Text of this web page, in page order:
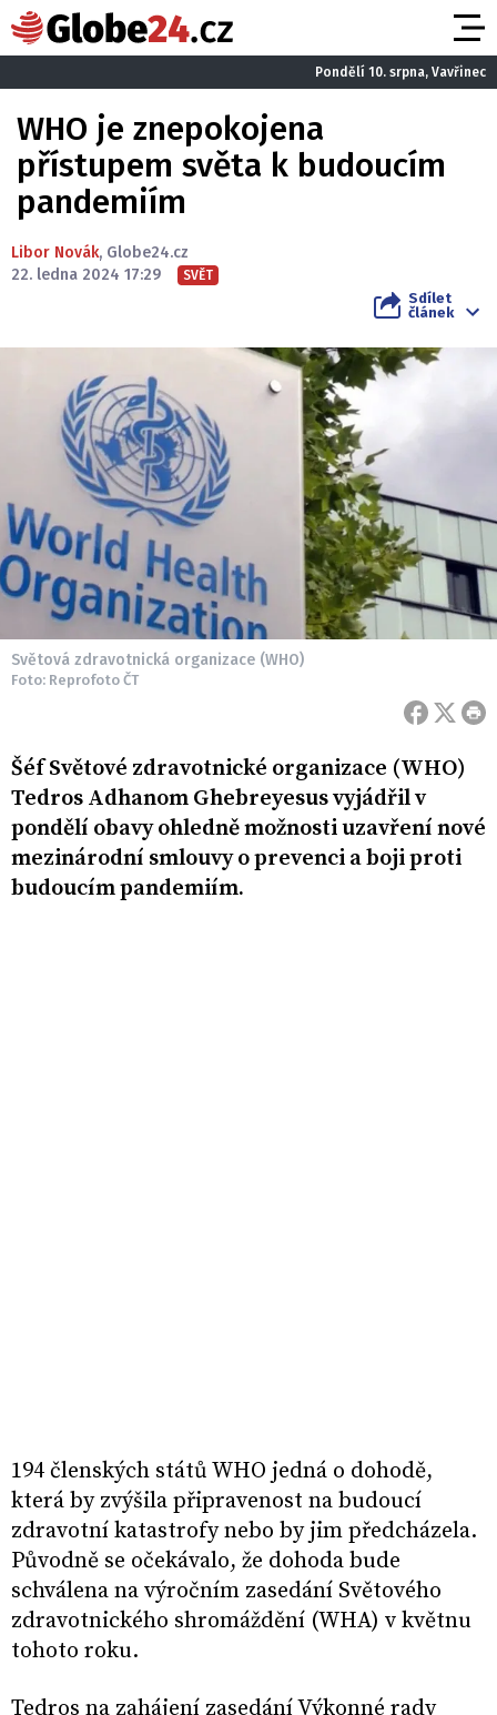
Pondělí 10. srpna, Vavřinec
WHO je znepokojena
přístupem světa k budoucím
pandemiím
Libor Novák, Globe24.cz
22. ledna 2024 17:29
SVĚT
Sdílet
článek
Světová zdravotnická organizace (WHO)
Foto: Reprofoto ČT
Šéf Světové zdravotnické organizace (WHO)
Tedros Adhanom Ghebreyesus vyjádřil v
pondělí obavy ohledně možnosti uzavření nové
mezinárodní smlouvy o prevenci a boji proti
budoucím pandemiím.
194 členských států WHO jedná o dohodě,
která by zvýšila připravenost na budoucí
zdravotní katastrofy nebo by jim předcházela.
Původně se očekávalo, že dohoda bude
schválena na výročním zasedání Světového
zdravotnického shromáždění (WHA) v květnu
tohoto roku.
Tedros na zahájení zasedání Výkonné rady